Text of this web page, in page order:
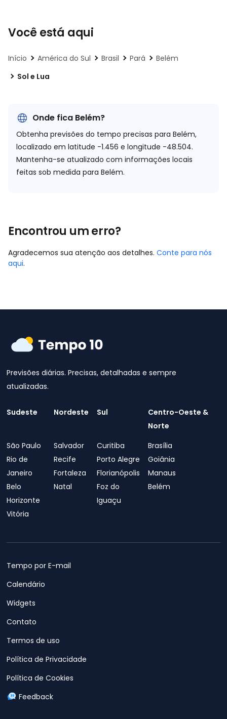
Você está aqui
Início América do Sul Brasil Pará
Belém
Sol e Lua
Onde fica Belém?
Obtenha previsões do tempo precisas para Belém,
localizado em latitude -1.456 e longitude -48.504.
Mantenha-se atualizado com informações locais
feitas sob medida para Belém.
Encontrou um erro?
Agradecemos sua atenção aos detalhes. Conte para nós
aqui.
Previsões diárias. Precisas, detalhadas e sempre
atualizadas.
Sudeste
São Paulo
Rio de
Janeiro
Belo
Horizonte
Vitória
Nordeste
Salvador
Recife
Fortaleza
Natal
Sul
Curitiba
Porto Alegre
Florianópolis
Foz do
Iguaçu
Centro-Oeste &
Norte
Brasília
Goiânia
Manaus
Belém
Tempo por E-mail
Calendário
Widgets
Contato
Termos de uso
Política de Privacidade
Política de Cookies
Feedback